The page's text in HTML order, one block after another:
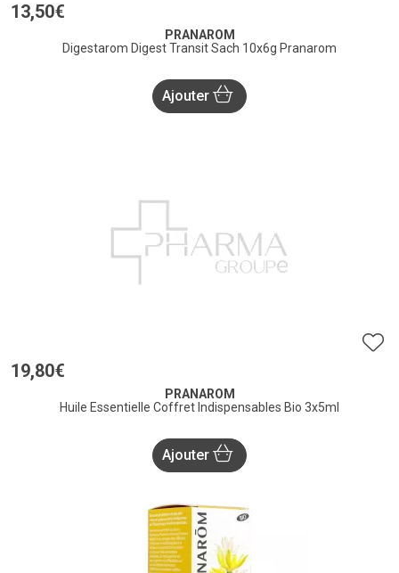
13,50€
PRANAROM
Digestarom Digest Transit Sach 10x6g Pranarom
Ajouter
19,80€
PRANAROM
Huile Essentielle Coffret Indispensables Bio 3x5ml
Ajouter